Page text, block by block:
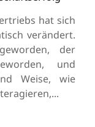
hat sich
verändert.
der
und
Weise, wie